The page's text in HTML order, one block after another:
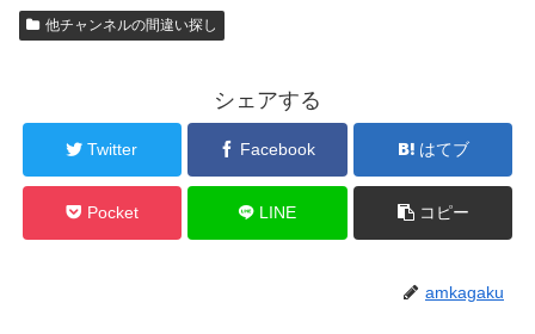
他チャンネルの間違い探し
シェアする
Twitter Facebook はてブ
Pocket LINE コピー
amkagaku